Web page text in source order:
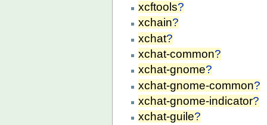
xcftools?
xchain?
xchat?
xchat-common?
xchat-gnome?
xchat-gnome-common?
xchat-gnome-indicator?
xchat-guile?